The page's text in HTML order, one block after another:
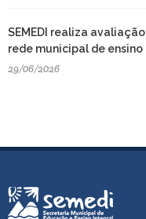
SEMEDI realiza
rede municipal de ensino
29/06/2026